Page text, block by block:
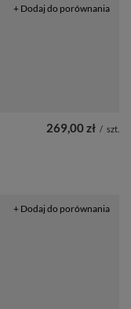
269,00 zł / szt.
+ Dodaj do porównania
+ Dodaj do porównania